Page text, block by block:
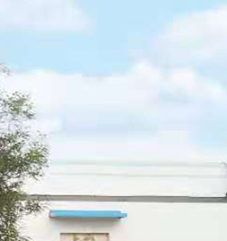
有限公司
潍坊市安丘
号
话：0536-